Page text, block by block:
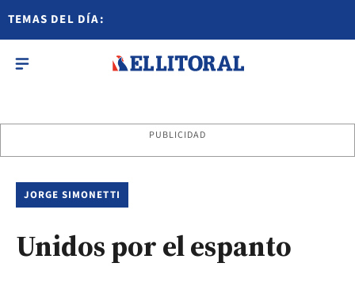
TEMAS DEL DÍA:
PUBLICIDAD
JORGE SIMONETTI
Unidos por el espanto